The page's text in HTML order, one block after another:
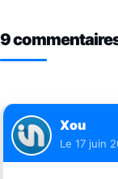
9
Xou
Le 17 juin